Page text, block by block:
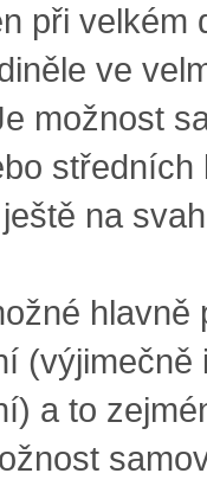
při velkém
ve
možnost
středních
na
hlavně
(výjimečně
a to